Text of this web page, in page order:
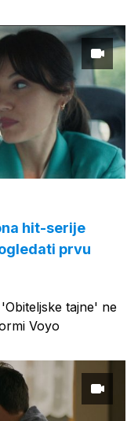
hit-serije
prvu
tajne' ne
Voyo